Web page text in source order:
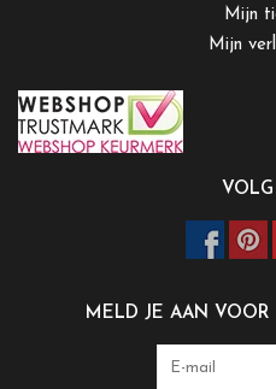
Mijn
Mijn
MELD JE AAN VOOR